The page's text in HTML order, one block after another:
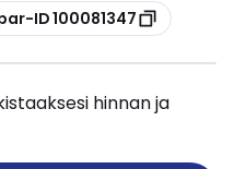
ID 100081347
hinnan ja